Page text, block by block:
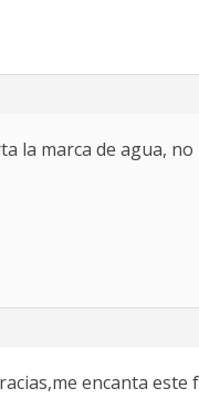
la marca de agua,
encanta